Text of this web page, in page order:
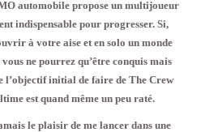
automobile propose un multijoueur
indispensable pour progresser. Si,
à votre aise et en solo un monde
ne pourrez qu’être conquis mais
l’objectif initial de faire de The Crew
est quand même un peu raté.
le plaisir de me lancer dans une